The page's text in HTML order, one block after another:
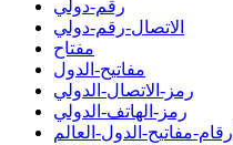
رقم-دولي
الاتصال-رقم-دولي
مفتاح
مفاتيح-الدول
رمز-الاتصال-الدولي
رمز-الهاتف-الدولي
ارقام-مفاتيح-الدول-العالم